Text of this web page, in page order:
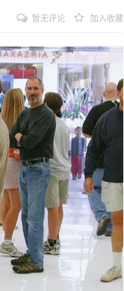
暂无评论 加入收藏